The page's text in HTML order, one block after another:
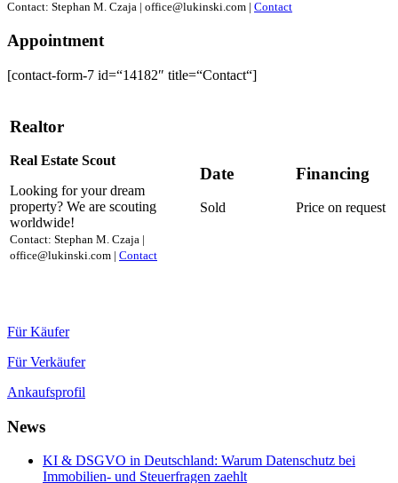
Contact: Stephan M. Czaja | office@lukinski.com | Contact
Appointment
[contact-form-7 id=“14182″ title=“Contact“]
Realtor
Real Estate Scout
Looking for your dream
property? We are scouting
worldwide!
Contact: Stephan M. Czaja |
office@lukinski.com | Contact
Date
Sold
Financing
Price on request
Für Käufer
Für Verkäufer
Ankaufsprofil
News
KI & DSGVO in Deutschland: Warum Datenschutz bei
Immobilien- und Steuerfragen zaehlt